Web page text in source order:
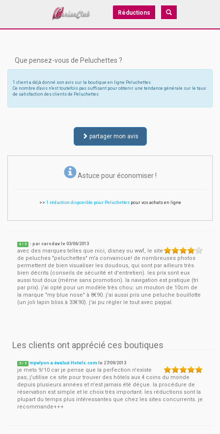
Réductions
Que pensez-vous de Peluchettes ?
1 client a déjà donné son avis sur la boutique en ligne Peluchettes
Ce nombre d'avis n'est toutefois pas suffisant pour obtenir une tendance générale sur le taux
de satisfaction des clients de Peluchettes
partager mon avis
Astuce pour économiser !
>> 1 réduction disponible pour Peluchettespour vos achats en ligne
4 / 5 - parcarodav le03/06/2013
avec des marques telles que nici, disney ou wwf, le site
de peluches "peluchettes" m'a convaincue! de nombreuses photos
permettent de bien visualiser les doudous, qui sont par ailleurs très
bien décrits (conseils de sécurité et d'entretien). les prix sont eux
aussi tout doux (même sans promotion). la navigation est pratique (tri
par prix). j'ai opté pour un modèle très chou: un mouton de 10cm de
la marque "my blue nose" à 8€90. j'ai aussi pris une peluche bouillotte
(un joli lapin bliss à 33€90). j'ai pu régler le tout avec paypal.
Les clients ont apprécié ces boutiques
5 / 5 mpvlyon a évalué Hotels.com le 27/09/2013
je mets 9/10 car je pense que la perfection n'existe
pas; j'utilise ce site pour trouver des hôtels aux 4 coins du monde
depuis plusieurs années et n'est jamais été déçue. la procédure de
réservation est simple et le choix très important. les réductions sont la
plupart du temps plus intéressantes que chez les sites concurrents. je
recommande+++